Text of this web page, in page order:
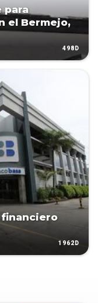
para
el Bermejo,
498D
financiero
1962D